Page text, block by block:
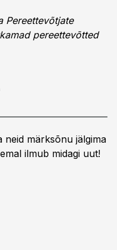
Pereettevõtjate
pereettevõtted
neid märksõnu jälgima
ilmub midagi uut!